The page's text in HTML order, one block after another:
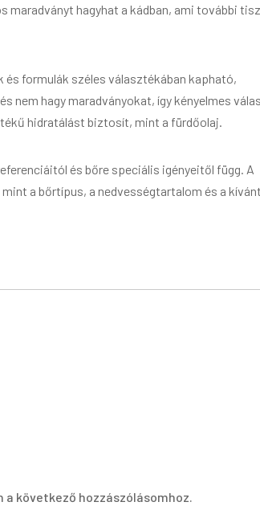
maradványt hagyhat a kádban, ami további
formulák széles választékában kapható,
nem hagy maradványokat, így kényelmes
hidratálást biztosít, mint a fürdőolaj.
és bőre speciális igényeitől függ. A
a bőrtípus, a nedvességtartalom és a kívánt
következő hozzászólásomhoz.